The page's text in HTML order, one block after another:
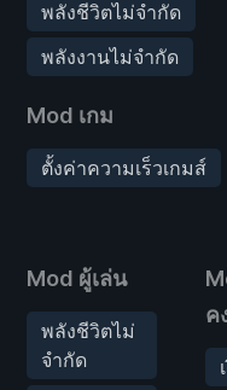
พลังชีวิตไม่จำกัด
พลังงานไม่จำกัด
Mod เกม
ตั้งค่าความเร็วเกมส์
Mod ผู้เล่น
พลังชีวิตไม่
จำกัด
ค